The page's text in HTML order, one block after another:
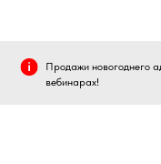
Продажи новогоднего
вебинарах!